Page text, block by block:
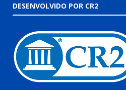
DESENVOLVIDO POR CR2